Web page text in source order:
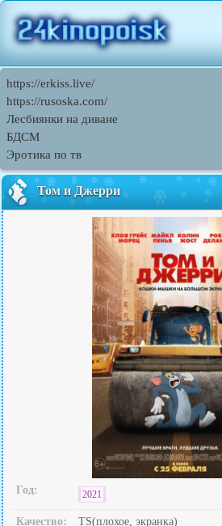
https://erkiss.live/
https://rusoska.com/
Лесбиянки на диване
БДСМ
Эротика по тв
Том и Джерри
Год: 2021
Качество:
TS(плохое, экранка)